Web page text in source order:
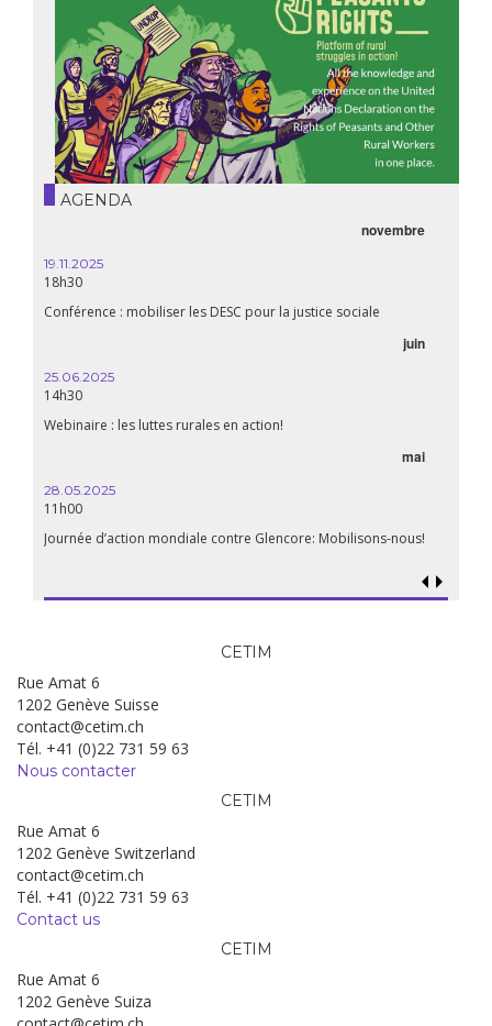
AGENDA
novembre
19.11.2025
18h30
Conférence : mobiliser les DESC pour la justice sociale
juin
25.06.2025
14h30
Webinaire : les luttes rurales en action!
mai
28.05.2025
11h00
Journée d’action mondiale contre Glencore: Mobilisons-nous!
CETIM
Rue Amat 6
1202 Genève Suisse
contact@cetim.ch
Tél. +41 (0)22 731 59 63
Nous contacter
CETIM
Rue Amat 6
1202 Genève Switzerland
contact@cetim.ch
Tél. +41 (0)22 731 59 63
Contact us
CETIM
Rue Amat 6
1202 Genève Suiza